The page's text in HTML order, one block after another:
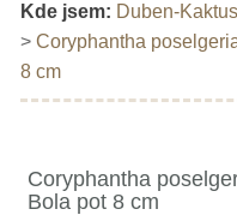
Kde jsem: Duben-
> Coryphantha
8 cm
Coryphantha
Bola pot 8 cm